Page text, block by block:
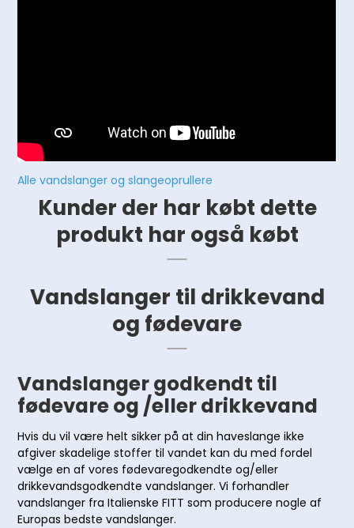
Alle vandslanger og slangeoprullere
Kunder der har købt dette
produkt har også købt
Vandslanger til drikkevand
og fødevare
Vandslanger godkendt til
fødevare og /eller drikkevand
Hvis du vil være helt sikker på at din haveslange ikke
afgiver skadelige stoffer til vandet kan du med fordel
vælge en af vores fødevaregodkendte og/eller
drikkevandsgodkendte vandslanger. Vi forhandler
vandslanger fra Italienske FITT som producere nogle af
Europas bedste vandslanger.